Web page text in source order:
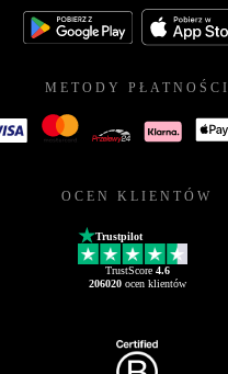
METODY PŁATNOŚCI
OCEN KLIENTÓW
Trustpilot
TrustScore 4.6
206020ocen klientów